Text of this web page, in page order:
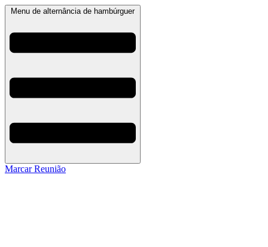
Menu de alternância de hambúrguer
Marcar Reunião